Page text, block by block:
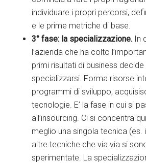
individuare i propri percorsi,
e le prime metriche di base.
3° fase: la specializzazione. In
l’azienda che ha colto
primi risultati di business decide
specializzarsi. Forma risorse
programmi di sviluppo,
tecnologie. E’ la fase in cui si
all’insourcing. Ci si concentra
meglio una singola tecnica (es.
altre tecniche che via via si
sperimentate. La